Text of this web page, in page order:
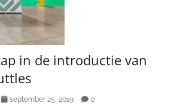
in de introductie van
september 25, 2019 0